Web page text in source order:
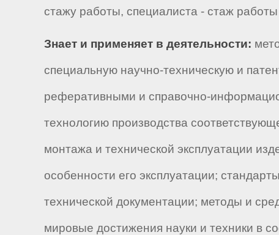
стажу работы, специалиста - стаж
Знает и применяет в деятельности:
специальную научно-техническую и
реферативными и справочно-
технологию производства
монтажа и технической эксплуатации
особенности его эксплуатации;
технической документации; методы и
мировые достижения науки и техники в